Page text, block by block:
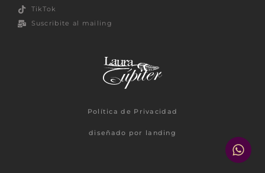
TikTok
Suscribite al mailing
Política de Privacidad
diseñado por landing